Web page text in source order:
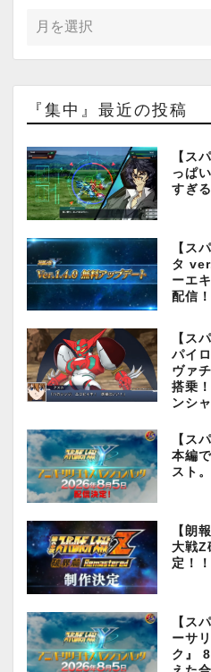
『集中』最近の投稿
【ス
っぱ
すぎ
【ス
タ
ーエ
配信！
【ス
パイ
ヴァ
搭乗
ンシ
【ス
本編
スト。
【朗
大戦Z
定！
【ス
ーサ
ク』